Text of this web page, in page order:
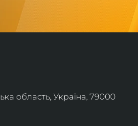
область, Україна, 79000